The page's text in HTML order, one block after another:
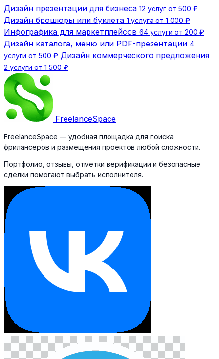
Дизайн презентации для бизнеса 12 услуг от 500 ₽
Дизайн брошюры или буклета 1 услуга от 1 000 ₽
Инфографика для маркетплейсов 64 услуги от 200 ₽
Дизайн каталога, меню или PDF-презентации 4
услуги от 500 ₽ Дизайн коммерческого предложения
2 услуги от 1 500 ₽
FreelanceSpace
FreelanceSpace — удобная площадка для поиска
фрилансеров и размещения проектов любой сложности.
Портфолио, отзывы, отметки верификации и безопасные
сделки помогают выбрать исполнителя.